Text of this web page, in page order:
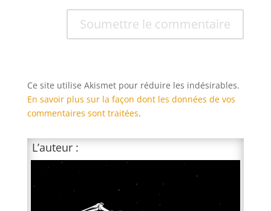
Soumettre le commentaire
Ce site utilise Akismet pour réduire les indésirables.
En savoir plus sur la façon dont les données de vos
commentaires sont traitées.
L’auteur :